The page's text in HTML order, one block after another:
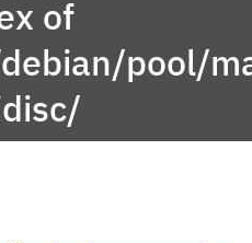
of
pool/